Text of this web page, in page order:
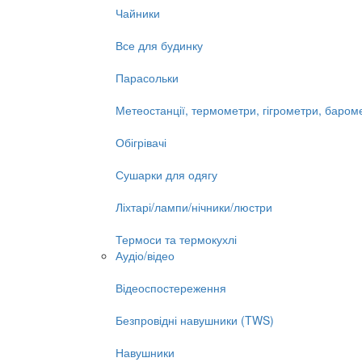
Чайники
Все для будинку
Парасольки
Метеостанції, термометри, гігрометри,
Обігрівачі
Сушарки для одягу
Ліхтарі/лампи/нічники/люстри
Термоси та термокухлі
Аудіо/відео
Відеоспостереження
Безпровідні навушники (TWS)
Навушники